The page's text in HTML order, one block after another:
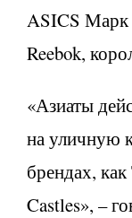
ASICS Марк
Reebok,
«Азиаты
на уличную
брендах,
Castles», –